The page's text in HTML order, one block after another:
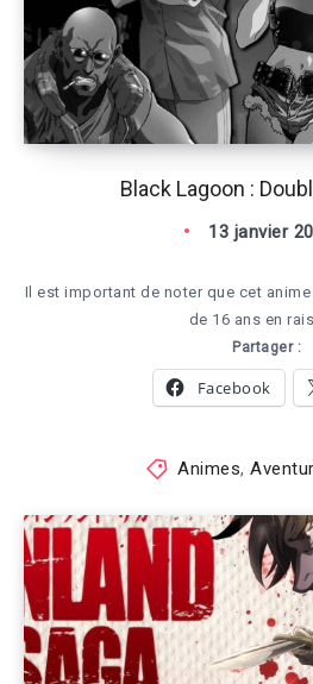
Black Lagoon :
13 janvier
Il est important de noter que cet
de 16 ans en
Partager :
Facebook
Animes,